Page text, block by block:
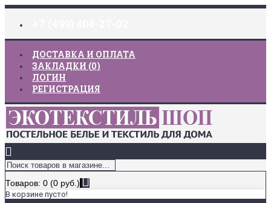
ДОСТАВКА И ОПЛАТА
ЗАКЛАДКИ (0)
ЛОГИН
РЕГИСТРАЦИЯ
Товаров: 0 (0 руб.)
В корзине пусто!